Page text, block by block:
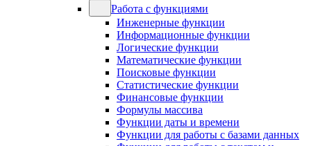
Работа с функциями
Инженерные функции
Информационные функции
Логические функции
Математические функции
Поисковые функции
Статистические функции
Финансовые функции
Формулы массива
Функции даты и времени
Функции для работы с базами данных